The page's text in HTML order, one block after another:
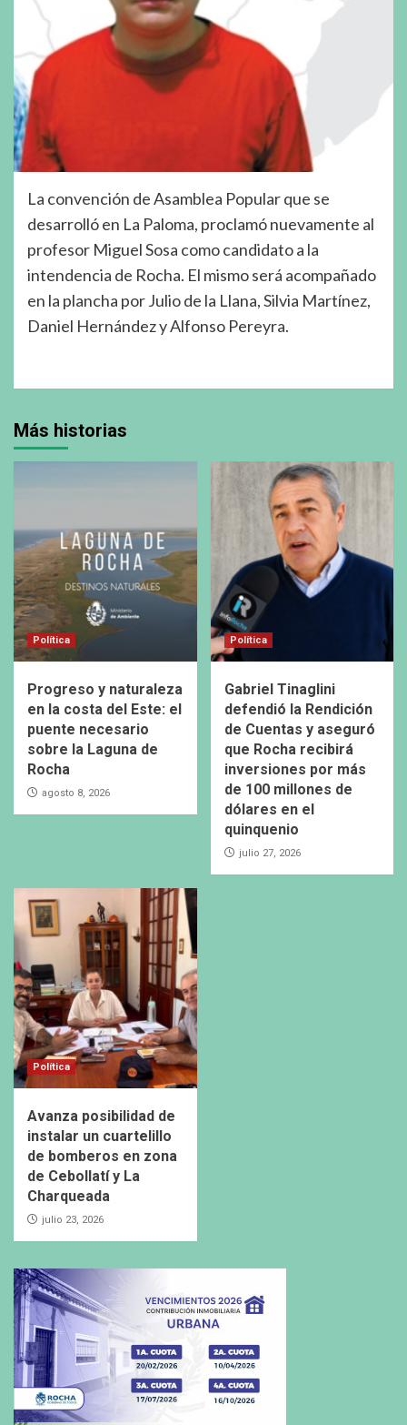
La convención de Asamblea Popular que se
desarrolló en La Paloma, proclamó nuevamente al
profesor Miguel Sosa como candidato a la
intendencia de Rocha. El mismo será acompañado
en la plancha por Julio de la Llana, Silvia Martínez,
Daniel Hernández y Alfonso Pereyra.
Más historias
Política
Progreso y naturaleza
en la costa del Este: el
puente necesario
sobre la Laguna de
Rocha
agosto 8, 2026
Política
Gabriel Tinaglini
defendió la Rendición
de Cuentas y aseguró
que Rocha recibirá
inversiones por más
de 100 millones de
dólares en el
quinquenio
julio 27, 2026
Política
Avanza posibilidad de
instalar un cuartelillo
de bomberos en zona
de Cebollatí y La
Charqueada
julio 23, 2026